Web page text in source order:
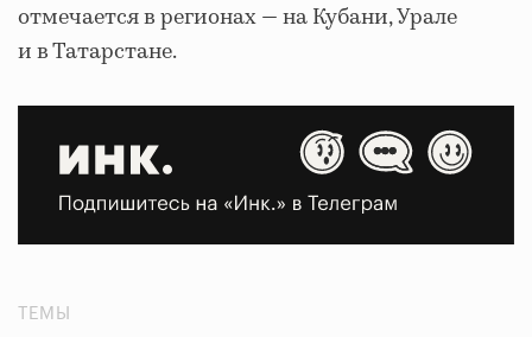
отмечается в регионах — на Кубани, Урале
и в Татарстане.
ТЕМЫ